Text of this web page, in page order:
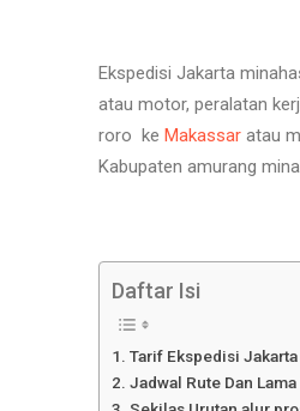
Ekspedisi Jakarta
atau motor, peralatan
roro ke Makassar atau
Kabupaten amurang
Daftar Isi
Tarif Ekspedisi
Jadwal Rute Dan